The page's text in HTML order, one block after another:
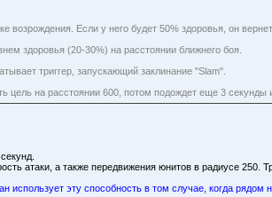
возрождения. Если у него будет 50% здоровья, он
здоровья (20-30%) на расстоянии ближнего боя.
триггер, запускающий заклинание "Slam".
цель на расстоянии 600, потом подождет еще 3 секунды
атаки, а также передвижения юнитов в радиусе 250.
эту способность в том случае, когда рядом